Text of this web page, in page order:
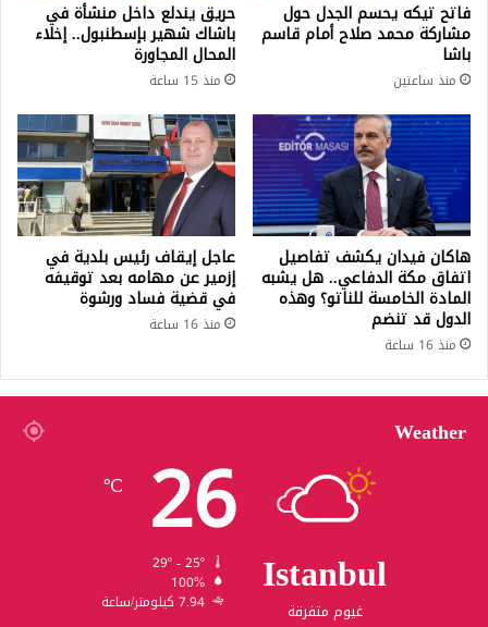
فاتح تيكه يحسم الجدل حول
مشاركة محمد صلاح أمام قاسم
باشا
منذ ساعتين
حريق يندلع داخل منشأة في
باشاك شهير بإسطنبول.. إخلاء
المحال المجاورة
منذ 15 ساعة
هاكان فيدان يكشف تفاصيل
اتفاق مكة الدفاعي.. هل يشبه
المادة الخامسة للناتو؟ وهذه
الدول قد تنضم
منذ 16 ساعة
عاجل إيقاف رئيس بلدية في
إزمير عن مهامه بعد توقيفه
في قضية فساد ورشوة
منذ 16 ساعة
Weather
Istanbul
غيوم متفرقة
26
℃
100%
7.94 كيلومتر/ساعة